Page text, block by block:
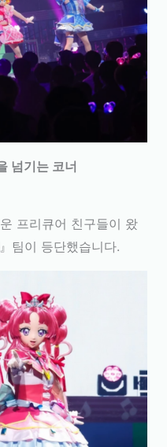
넘기는 코너
프리큐어 친구들이 왔
팀이 등단했습니다.